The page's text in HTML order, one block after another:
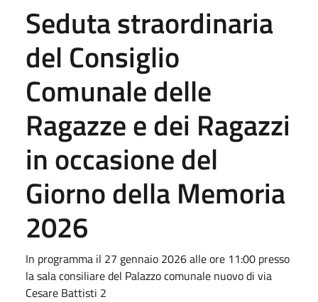
Seduta straordinaria
del Consiglio
Comunale delle
Ragazze e dei Ragazzi
in occasione del
Giorno della Memoria
2026
In programma il 27 gennaio 2026 alle ore 11:00 presso
la sala consiliare del Palazzo comunale nuovo di via
Cesare Battisti 2